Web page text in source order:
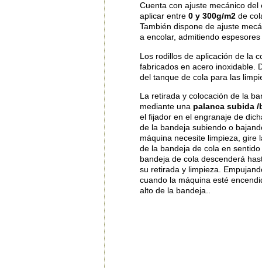
Cuenta con ajuste mecánico
aplicar entre 0 y 300g/m2 de
También dispone de ajuste
a encolar, admitiendo
Los rodillos de aplicación de la
fabricados en acero inoxidable.
del tanque de cola para las
La retirada y colocación de la
mediante una palanca subida /
el fijador en el engranaje de
de la bandeja subiendo o
máquina necesite limpieza, gire
de la bandeja de cola en
bandeja de cola descenderá
su retirada y limpieza.
cuando la máquina esté
alto de la bandeja..